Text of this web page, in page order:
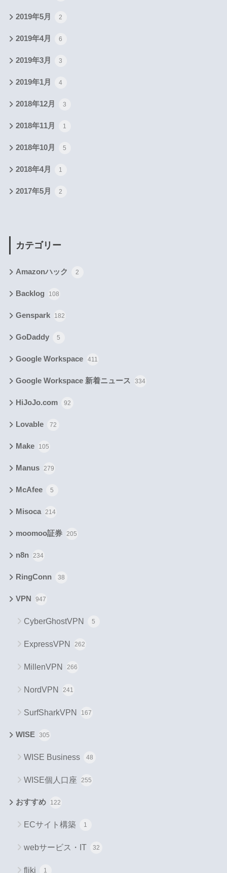
2019年5月 2
2019年4月 6
2019年3月 3
2019年1月 4
2018年12月 3
2018年11月 1
2018年10月 5
2018年4月 1
2017年5月 2
カテゴリー
Amazonハック 2
Backlog 108
Genspark 182
GoDaddy 5
Google Workspace 411
Google Workspace 新着ニュース 334
HiJoJo.com 92
Lovable 72
Make 105
Manus 279
McAfee 5
Misoca 214
moomoo証券 205
n8n 234
RingConn 38
VPN 947
CyberGhostVPN 5
ExpressVPN 262
MillenVPN 266
NordVPN 241
SurfSharkVPN 167
WISE 305
WISE Business 48
WISE個人口座 255
おすすめ 122
ECサイト構築 1
webサービス・IT 32
fliki 1